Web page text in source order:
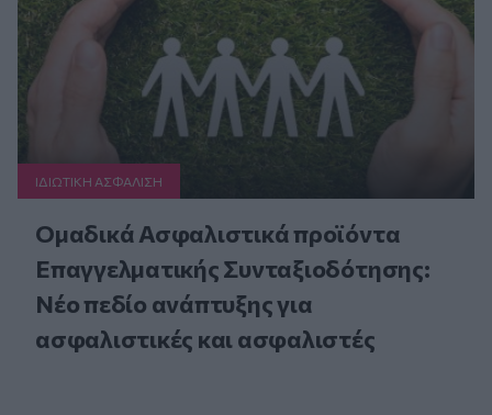
ΙΔΙΩΤΙΚΗ ΑΣΦAΛΙΣΗ
Ομαδικά Ασφαλιστικά προϊόντα
Επαγγελματικής Συνταξιοδότησης:
Νέο πεδίο ανάπτυξης για
ασφαλιστικές και ασφαλιστές